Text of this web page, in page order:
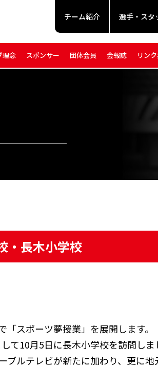
チーム紹介 選手・スタ
理念 スポンサー 団体会員 会報誌 リン
・長木小学校
スポーツ夢授業」を展開します。
て10月5日に長木小学校を訪問しま
ルテレビが新たに加わり、更に